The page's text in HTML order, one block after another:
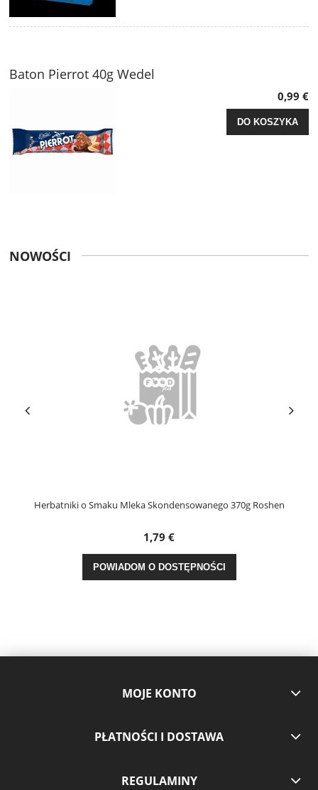
Baton Pierrot 40g Wedel
0,99 €
DO KOSZYKA
NOWOŚCI
Herbatniki o Smaku Mleka Skondensowanego 370g Roshen
1,79 €
POWIADOM O DOSTĘPNOŚCI
MOJE KONTO
PŁATNOŚCI I DOSTAWA
REGULAMINY